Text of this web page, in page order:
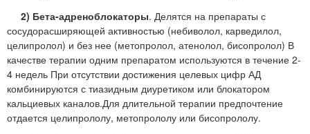
2) Бета-адреноблокаторы. Делятся на препараты с
сосудорасширяющей активностью (небиволол, карведилол,
целипролол) и без нее (метопролол, атенолол, бисопролол) В
качестве терапии одним препаратом используются в течение 2-
4 недель При отсутствии достижения целевых цифр АД
комбинируются с тиазидным диуретиком или блокатором
кальциевых каналов.Для длительной терапии предпочтение
отдается целипрололу, метопрололу или бисопрололу.